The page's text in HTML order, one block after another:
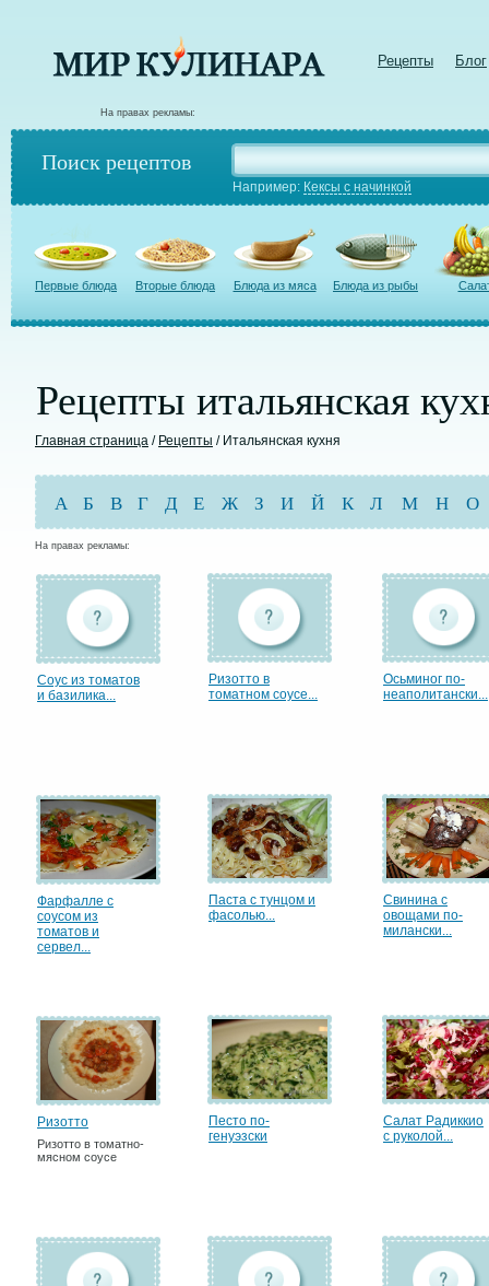
Рецепты Блог
На правах рекламы:
Поиск рецептов
Например: Кексы с начинкой
Первые блюда Вторые блюда Блюда из мяса Блюда из рыбы
Рецепты итальянская
Главная страница / Рецепты / Итальянская кухня
А Б В Г Д Е Ж З И Й К Л М Н О
На правах рекламы:
Соус из томатов
и базилика...
Ризотто в
томатном соусе...
Осьминог по-
неаполитански...
Фарфалле с
соусом из
томатов и
сервел...
Паста с тунцом и
фасолью...
Свинина с
овощами по-
милански...
Ризотто
Ризотто в томатно-
мясном соусе
Песто по-
генуэзски
Салат Радиккио
с руколой...